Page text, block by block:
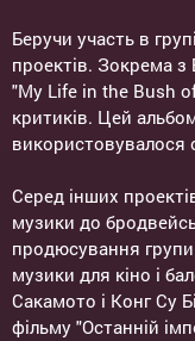
Беручи участь в
проектів. Зокрема
"My Life in the Bush
критиків. Цей
використовувалося
Серед інших
музики до
продюсування
музики для кіно і
Сакамото і Конг Су
фільму "Останній